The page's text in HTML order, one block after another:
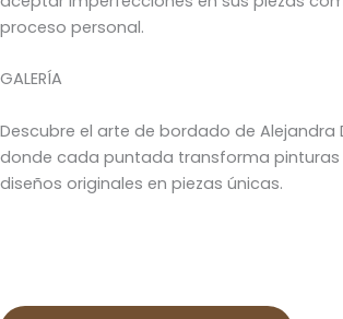
proceso personal.
GALERÍA
Descubre el arte de bordado de Alejandra
donde cada puntada transforma pinturas
diseños originales en piezas únicas.